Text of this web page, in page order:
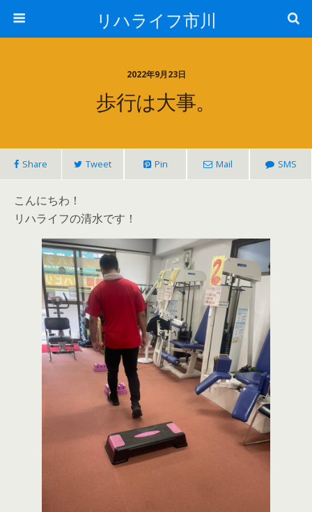
リハライフ市川
2022年9月23日
歩行は大事。
Share Tweet Pin Mail SMS
こんにちわ！
リハライフの清水です！